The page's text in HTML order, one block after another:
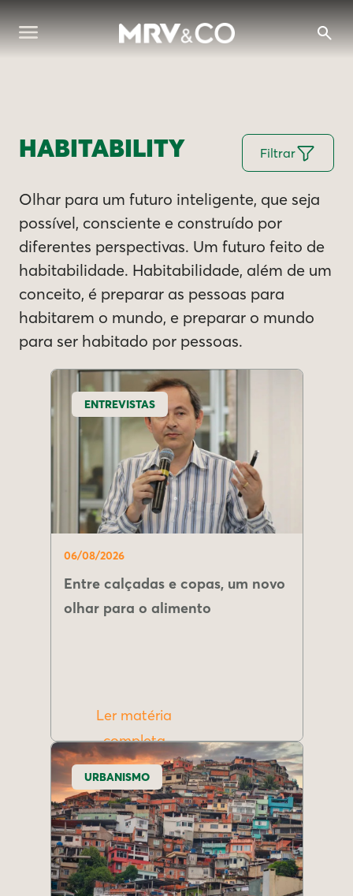
HABITABILITY Filtrar
Olhar para um futuro inteligente, que seja
possível, consciente e construído por
diferentes perspectivas. Um futuro feito de
habitabilidade. Habitabilidade, além de um
conceito, é preparar as pessoas para
habitarem o mundo, e preparar o mundo
para ser habitado por pessoas.
ENTREVISTAS
06/08/2026
Entre calçadas e copas, um novo
olhar para o alimento
Ler matéria
completa
URBANISMO